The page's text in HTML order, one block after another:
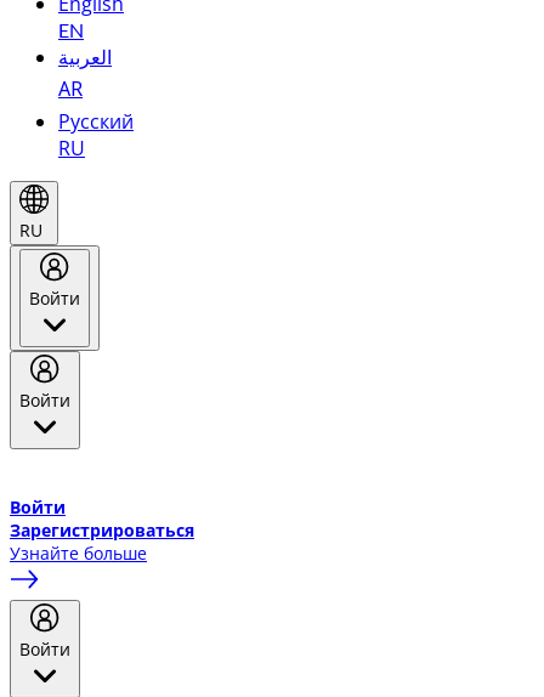
EN
العربية
AR
Русский
RU
RU
Войти
Войти
Войти
Зарегистрироваться
Узнайте больше
Войти